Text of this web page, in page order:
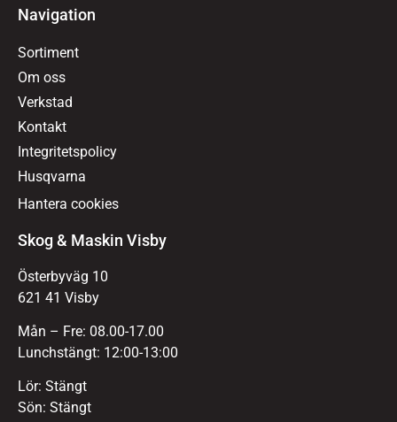
Navigation
Sortiment
Om oss
Verkstad
Kontakt
Integritetspolicy
Husqvarna
Hantera cookies
Skog & Maskin Visby
Österbyväg 10
621 41 Visby
Mån – Fre: 08.00-17.00
Lunchstängt: 12:00-13:00
Lör: Stängt
Sön: Stängt